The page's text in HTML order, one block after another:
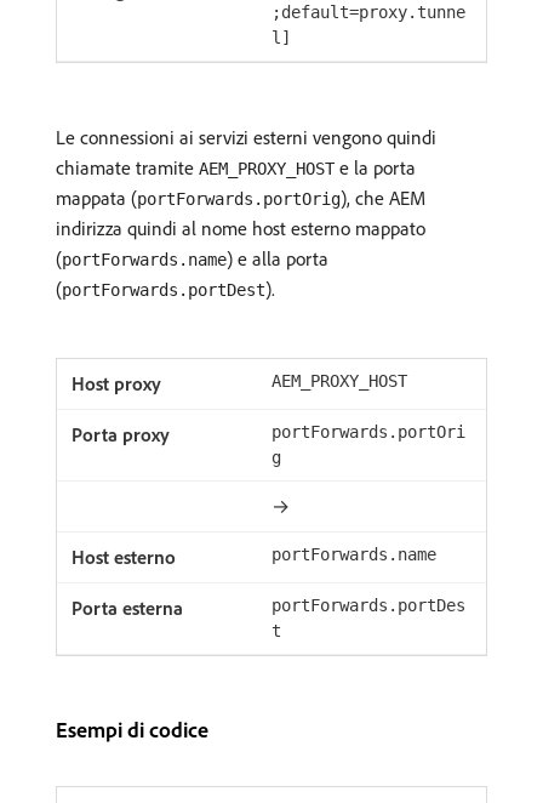
;default=proxy.tunne
l]
Le connessioni ai servizi esterni vengono quindi
chiamate tramite AEM_PROXY_HOSTe la porta
mappata (portForwards.portOrig), che AEM
indirizza quindi al nome host esterno mappato
(portForwards.name) e alla porta
(portForwards.portDest).
AEM_PROXY_HOST
portForwards.portOri
g
→
portForwards.name
portForwards.portDes
t
Esempi di codice